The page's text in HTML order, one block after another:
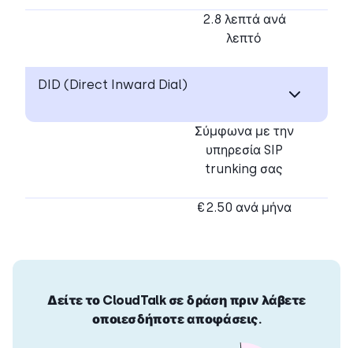
2.8 λεπτά ανά
λεπτό
DID (Direct Inward Dial)
Σύμφωνα με την
υπηρεσία SIP
trunking σας
€2.50 ανά μήνα
Δείτε το CloudTalk σε δράση πριν λάβετε
οποιεσδήποτε αποφάσεις.